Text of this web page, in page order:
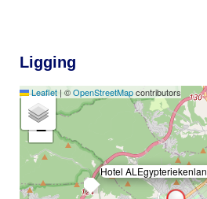
Ligging
Hotel
×
+
−
Leaflet | ©OpenStreetMapcontributors